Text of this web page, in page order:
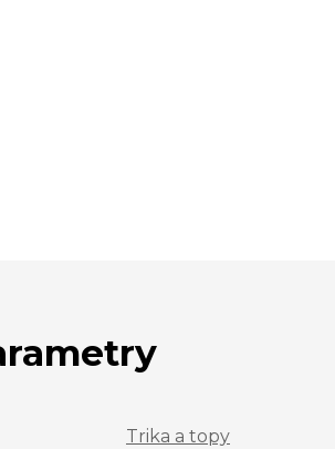
Trika a topy